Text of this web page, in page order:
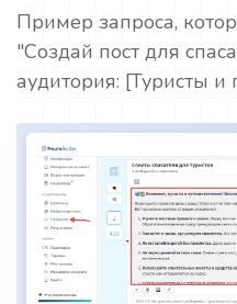
Пример запроса,
"Создай пост для
аудитория: [Туристы и